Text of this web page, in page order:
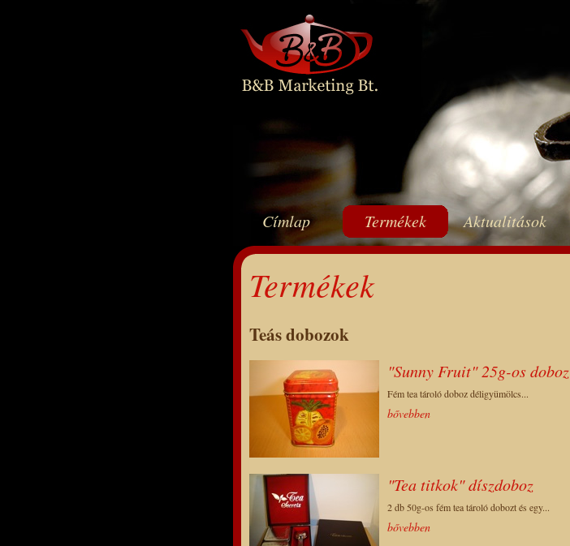
Címlap Termékek Aktualitások
Termékek
Teás dobozok
"Sunny Fruit" 25g-os doboz
Fém tea tároló doboz déligyümölcs...
bővebben
"Tea titkok" díszdoboz
2 db 50g-os fém tea tároló dobozt és egy...
bővebben